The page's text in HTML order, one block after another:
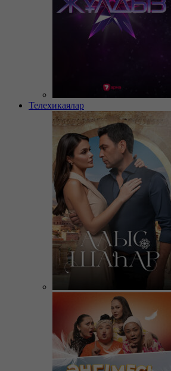
Телехикаялар